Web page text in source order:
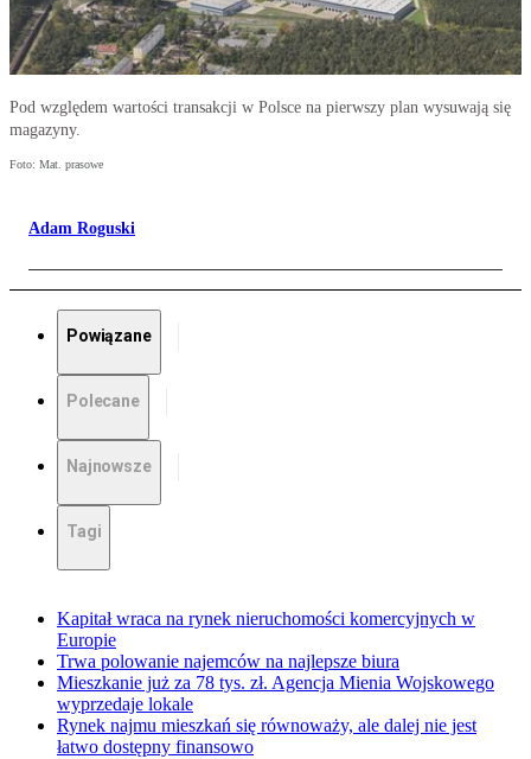
Pod względem wartości transakcji w Polsce na pierwszy plan wysuwają się
magazyny.
Foto: Mat. prasowe
Adam Roguski
Powiązane
Polecane
Najnowsze
Tagi
Kapitał wraca na rynek nieruchomości komercyjnych w
Europie
Trwa polowanie najemców na najlepsze biura
Mieszkanie już za 78 tys. zł. Agencja Mienia Wojskowego
wyprzedaje lokale
Rynek najmu mieszkań się równoważy, ale dalej nie jest
łatwo dostępny finansowo